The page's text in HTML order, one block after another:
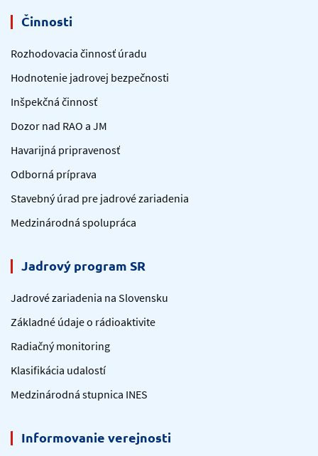
Činnosti
Rozhodovacia činnosť úradu
Hodnotenie jadrovej bezpečnosti
Inšpekčná činnosť
Dozor nad RAO a JM
Havarijná pripravenosť
Odborná príprava
Stavebný úrad pre jadrové zariadenia
Medzinárodná spolupráca
Jadrový program SR
Jadrové zariadenia na Slovensku
Základné údaje o rádioaktivite
Radiačný monitoring
Klasifikácia udalostí
Medzinárodná stupnica INES
Informovanie verejnosti